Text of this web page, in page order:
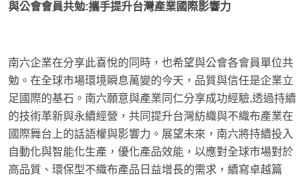
與公會會員共勉:攜手提升台灣產業國際影響力
南六企業在分享此喜悅的同時，也希望與公會各會員單位共
勉。在全球市場環境瞬息萬變的今天，品質與信任是企業立
足國際的基石。南六願意與產業同仁分享成功經驗,透過持續
的技術革新與永續經營，共同提升台灣紡織與不織布產業在
國際舞台上的話語權與影響力。展望未來，南六將持續投入
自動化與智能化生產，優化產品效能，以應對全球市場對於
高品質、環保型不織布產品日益增長的需求，續寫卓越篇